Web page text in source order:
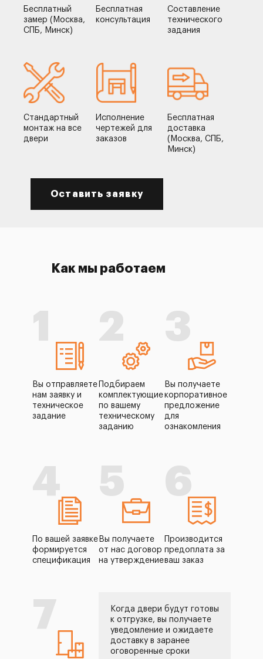
Бесплатный
замер (Москва,
СПБ, Минск)
Бесплатная
консультация
Составление
технического
задания
Стандартный
монтаж на все
двери
Исполнение
чертежей для
заказов
Бесплатная
доставка
(Москва, СПБ,
Минск)
Оставить заявку
Как мы работаем
1
Вы отправляете
нам заявку и
техническое
задание
2
Подбираем
комплектующие
по вашему
техническому
заданию
3
Вы получаете
корпоративное
предложение
для
ознакомления
4
По вашей заявке
формируется
спецификация
5
Вы получаете
от нас договор
на утверждение
6
Производится
предоплата за
ваш заказ
7
Когда двери будут готовы
к отгрузке, вы получаете
уведомление и ожидаете
доставку в заранее
оговоренные сроки